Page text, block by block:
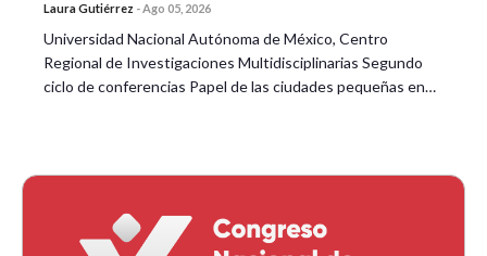
Laura Gutiérrez -Ago 05, 2026
Universidad Nacional Autónoma de México, Centro
Regional de Investigaciones Multidisciplinarias Segundo
ciclo de conferencias Papel de las ciudades pequeñas en…